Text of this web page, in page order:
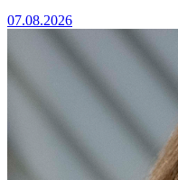
07.08.2026